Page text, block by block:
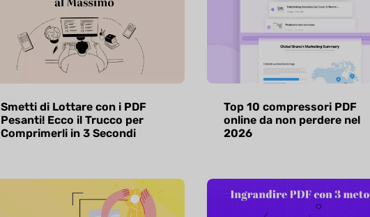
Smetti di Lottare con i PDF
Pesanti! Ecco il Trucco per
Comprimerli in 3 Secondi
Top 10 compressori PDF
online da non perdere nel
2026